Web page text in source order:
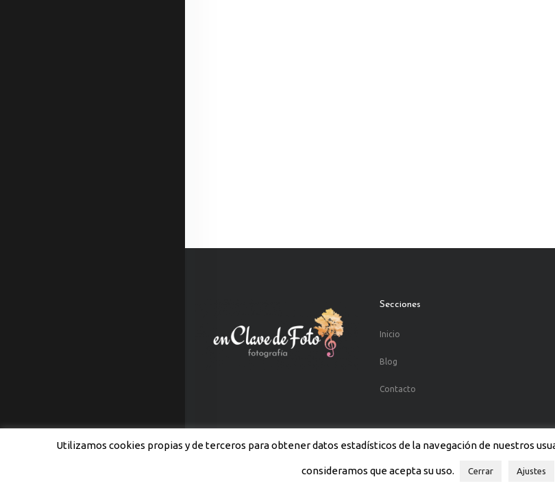
Secciones
Inicio
Blog
Contacto
© 2012-2018 enClavedeFoto - Diseño y desarrollo web por Airearte
Utilizamos cookies propias y de terceros para obtener datos estadísticos de la navegación de nuestros
consideramos que acepta su uso. Cerrar Ajustes